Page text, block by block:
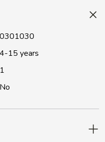
0301030
4-15 years
1
No